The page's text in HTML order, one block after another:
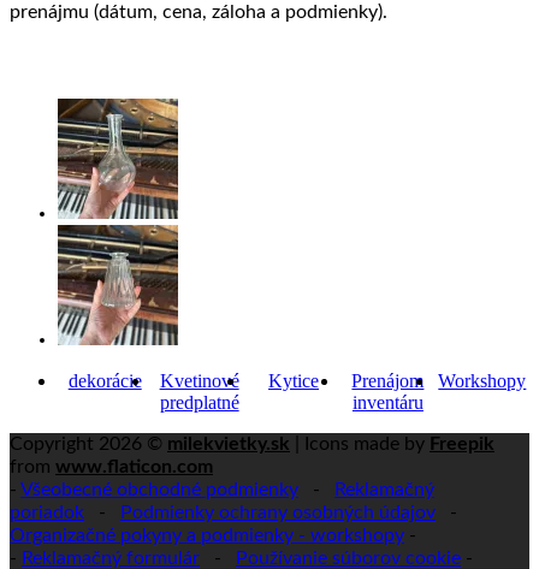
prenájmu (dátum, cena, záloha a podmienky).
dekorácie
Kvetinové
predplatné
Kytice
Prenájom
inventáru
Workshopy
Copyright 2026 © milekvietky.sk | Icons made by Freepik
from www.flaticon.com
- Všeobecné obchodné podmienky -
Reklamačný
poriadok - Podmienky ochrany osobných údajov -
Organizačné pokyny a podmienky - workshopy -
- Reklamačný formulár - Používanie súborov cookie -